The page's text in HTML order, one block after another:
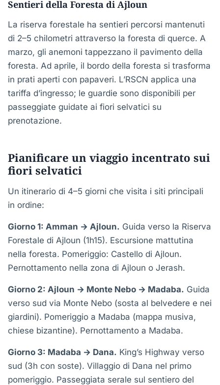
Sentieri della Foresta di Ajloun
La riserva forestale ha sentieri percorsi mantenuti
di 2–5 chilometri attraverso la foresta di querce. A
marzo, gli anemoni tappezzano il pavimento della
foresta. Ad aprile, il bordo della foresta si trasforma
in prati aperti con papaveri. L’RSCN applica una
tariffa d’ingresso; le guardie sono disponibili per
passeggiate guidate ai fiori selvatici su
prenotazione.
Pianificare un viaggio incentrato sui
fiori selvatici
Un itinerario di 4–5 giorni che visita i siti principali
in ordine:
Giorno 1: Amman → Ajloun. Guida verso la Riserva
Forestale di Ajloun (1h15). Escursione mattutina
nella foresta. Pomeriggio: Castello di Ajloun.
Pernottamento nella zona di Ajloun o Jerash.
Giorno 2: Ajloun → Monte Nebo → Madaba. Guida
verso sud via Monte Nebo (sosta al belvedere e nei
giardini). Pomeriggio a Madaba (mappa musiva,
chiese bizantine). Pernottamento a Madaba.
Giorno 3: Madaba → Dana. King’s Highway verso
sud (3h con soste). Villaggio di Dana nel primo
pomeriggio. Passeggiata serale sul sentiero del